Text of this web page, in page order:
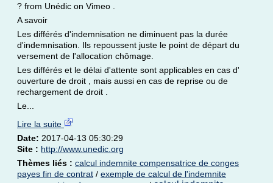
? from Unédic on Vimeo .
A savoir
Les différés d'indemnisation ne diminuent pas la durée
d'indemnisation. Ils repoussent juste le point de départ du
versement de l'allocation chômage.
Les différés et le délai d'attente sont applicables en cas d'
ouverture de droit , mais aussi en cas de reprise ou de
rechargement de droit .
Le...
Lire la suite
Date: 2017-04-13 05:30:29
Site : http://www.unedic.org
Thèmes liés : calcul indemnite compensatrice de conges
payes fin de contrat / exemple de calcul de l'indemnite